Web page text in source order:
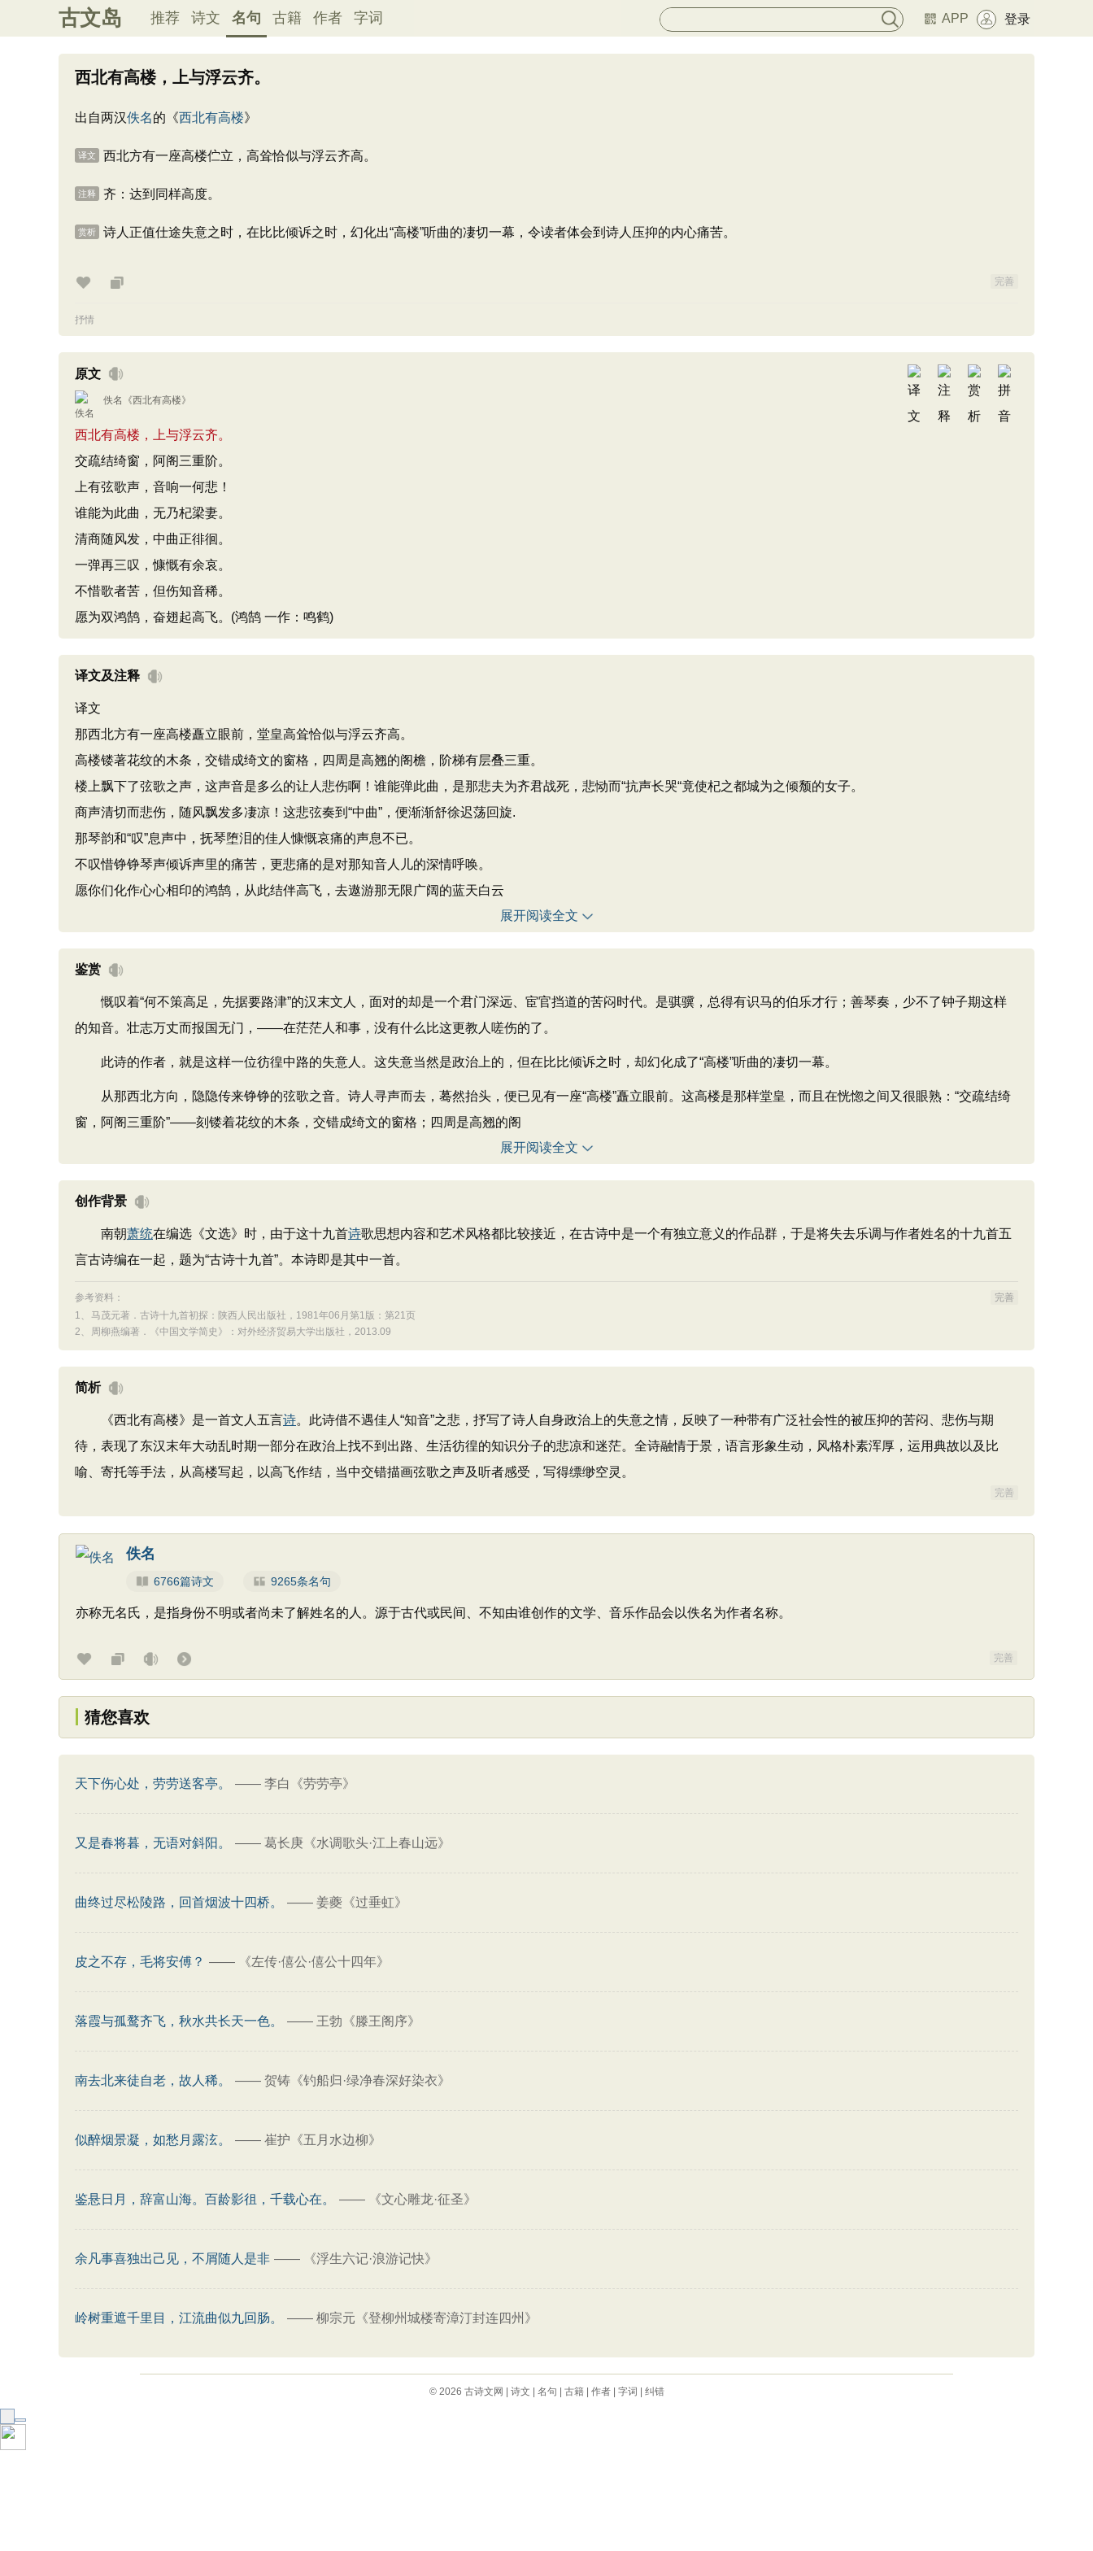
古文岛 推荐 诗文 名句 古籍 作者 字词 APP 登录
西北有高楼，上与浮云齐。
出自两汉佚名的《西北有高楼》
译文 西北方有一座高楼伫立，高耸恰似与浮云齐高。
注释 齐：达到同样高度。
赏析 诗人正值仕途失意之时，在比比倾诉之时，幻化出“高楼”听曲的凄切一幕，令读者体会到诗人压抑的内心痛苦。
完善
抒情
原文
佚名 《西北有高楼》
西北有高楼，上与浮云齐。
交疏结绮窗，阿阁三重阶。
上有弦歌声，音响一何悲！
谁能为此曲，无乃杞梁妻。
清商随风发，中曲正徘徊。
一弹再三叹，慷慨有余哀。
不惜歌者苦，但伤知音稀。
愿为双鸿鹄，奋翅起高飞。(鸿鹄 一作：鸣鹤)
译文及注释
译文
那西北方有一座高楼矗立眼前，堂皇高耸恰似与浮云齐高。
高楼镂著花纹的木条，交错成绮文的窗格，四周是高翘的阁檐，阶梯有层叠三重。
楼上飘下了弦歌之声，这声音是多么的让人悲伤啊！谁能弹此曲，是那悲夫为齐君战死，悲恸而“抗声长哭“竟使杞之都城为之倾颓的女子。
商声清切而悲伤，随风飘发多凄凉！这悲弦奏到“中曲”，便渐渐舒徐迟荡回旋.
那琴韵和“叹”息声中，抚琴堕泪的佳人慷慨哀痛的声息不已。
不叹惜铮铮琴声倾诉声里的痛苦，更悲痛的是对那知音人儿的深情呼唤。
愿你们化作心心相印的鸿鹄，从此结伴高飞，去遨游那无限广阔的蓝天白云
展开阅读全文
鉴赏
慨叹着“何不策高足，先据要路津”的汉末文人，面对的却是一个君门深远、宦官挡道的苦闷时代。是骐骥，总得有识马的伯乐才行；善琴奏，少不了钟子期这样
的知音。壮志万丈而报国无门，——在茫茫人和事，没有什么比这更教人嗟伤的了。
此诗的作者，就是这样一位彷徨中路的失意人。这失意当然是政治上的，但在比比倾诉之时，却幻化成了“高楼”听曲的凄切一幕。
从那西北方向，隐隐传来铮铮的弦歌之音。诗人寻声而去，蓦然抬头，便已见有一座“高楼”矗立眼前。这高楼是那样堂皇，而且在恍惚之间又很眼熟：“交疏结绮
窗，阿阁三重阶”——刻镂着花纹的木条，交错成绮文的窗格；四周是高翘的阁
展开阅读全文
创作背景
南朝萧统在编选《文选》时，由于这十九首诗歌思想内容和艺术风格都比较接近，在古诗中是一个有独立意义的作品群，于是将失去乐调与作者姓名的十九首五
言古诗编在一起，题为“古诗十九首”。本诗即是其中一首。
参考资料：
完善
1、 马茂元著．古诗十九首初探：陕西人民出版社，1981年06月第1版：第21页
2、
周柳燕编著．《中国文学简史》：对外经济贸易大学出版社，2013.09
简析
《西北有高楼》是一首文人五言诗。此诗借不遇佳人“知音”之悲，抒写了诗人自身政治上的失意之情，反映了一种带有广泛社会性的被压抑的苦闷、悲伤与期
待，表现了东汉末年大动乱时期一部分在政治上找不到出路、生活彷徨的知识分子的悲凉和迷茫。全诗融情于景，语言形象生动，风格朴素浑厚，运用典故以及比
喻、寄托等手法，从高楼写起，以高飞作结，当中交错描画弦歌之声及听者感受，写得缥缈空灵。
完善
佚名
6766篇诗文 9265条名句
亦称无名氏，是指身份不明或者尚未了解姓名的人。源于古代或民间、不知由谁创作的文学、音乐作品会以佚名为作者名称。
完善
猜您喜欢
天下伤心处，劳劳送客亭。 —— 李白《劳劳亭》
又是春将暮，无语对斜阳。 —— 葛长庚《水调歌头·江上春山远》
曲终过尽松陵路，回首烟波十四桥。 —— 姜夔《过垂虹》
皮之不存，毛将安傅？ —— 《左传·僖公·僖公十四年》
落霞与孤鹜齐飞，秋水共长天一色。 —— 王勃《滕王阁序》
南去北来徒自老，故人稀。 —— 贺铸《钓船归·绿净春深好染衣》
似醉烟景凝，如愁月露泫。 —— 崔护《五月水边柳》
鉴悬日月，辞富山海。百龄影徂，千载心在。 —— 《文心雕龙·征圣》
余凡事喜独出己见，不屑随人是非 —— 《浮生六记·浪游记快》
岭树重遮千里目，江流曲似九回肠。 —— 柳宗元《登柳州城楼寄漳汀封连四州》
© 2026 古诗文网 诗文 名句 古籍| 作者| 字词 纠错